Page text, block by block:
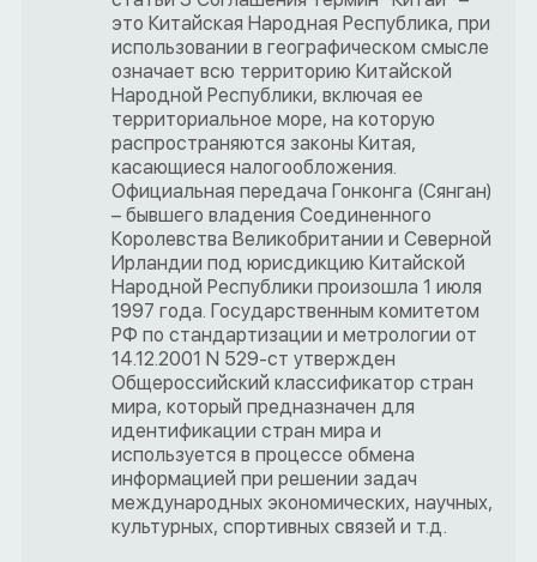
это Китайская Народная Республика, при
использовании в географическом смысле
означает всю территорию Китайской
Народной Республики, включая ее
территориальное море, на которую
распространяются законы Китая,
касающиеся налогообложения.
Официальная передача Гонконга (Сянган)
– бывшего владения Соединенного
Королевства Великобритании и Северной
Ирландии под юрисдикцию Китайской
Народной Республики произошла 1 июля
1997 года. Государственным комитетом
РФ по стандартизации и метрологии от
14.12.2001 N 529-ст утвержден
Общероссийский классификатор стран
мира, который предназначен для
идентификации стран мира и
используется в процессе обмена
информацией при решении задач
международных экономических, научных,
культурных, спортивных связей и т.д.